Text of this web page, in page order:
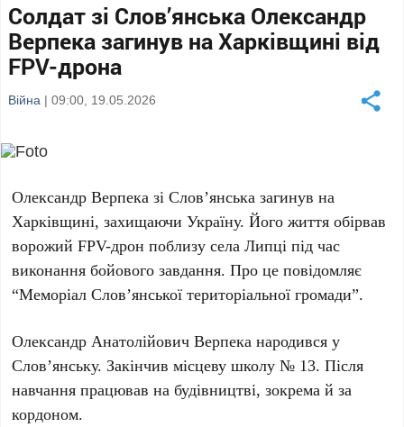
Солдат зі Слов’янська Олександр
Верпека загинув на Харківщині від
FPV-дрона
Війна | 09:00, 19.05.2026
Олександр Верпека зіСлов’янська загинув на
Харківщині, захищаючи Україну. Його життя обірвав
ворожий FPV-дрон поблизу селаЛипці під час
виконання бойового завдання. Про це повідомляє
“Меморіал Слов’янської територіальної громади”.
Олександр Анатолійович Верпека народився у
Слов’янську. Закінчив місцевушколу № 13. Після
навчання працював на будівництві, зокрема й за
кордоном.